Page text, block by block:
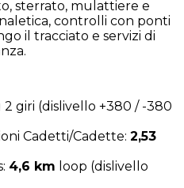
sterrato, mulattiere e
controlli con ponti
il tracciato e servizi di
2 giri (dislivello +380 / -380
Cadetti/Cadette: 2,53
4,6 km loop (dislivello